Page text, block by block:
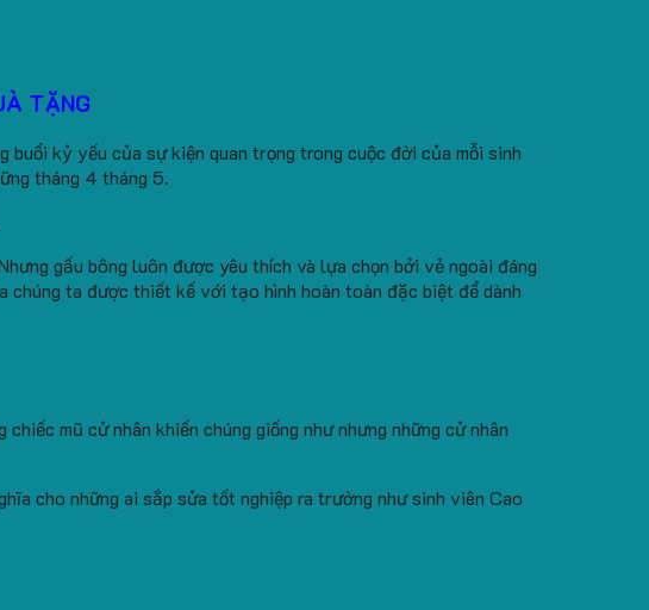
TẶNG
kỷ yếu của sự kiện quan trọng trong cuộc đời của mỗi sinh
tháng 4 tháng 5.
gấu bông luôn được yêu thích và lựa chọn bởi vẻ ngoài đáng
chúng ta được thiết kế với tạo hình hoàn toàn đặc biệt để dành
mũ cử nhân khiến chúng giống như nhưng những cử nhân
cho những ai sắp sửa tốt nghiệp ra trường như sinh viên Cao